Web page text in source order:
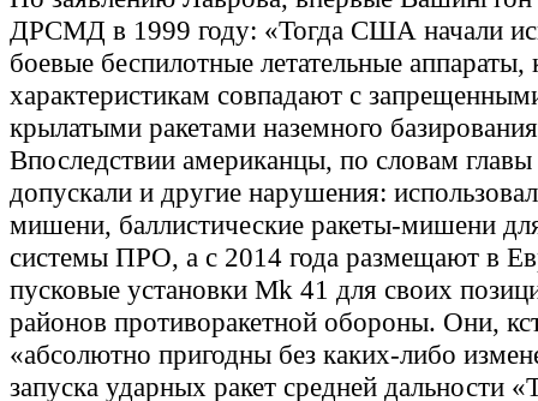
ДРСМД в 1999 году: «Тогда США начали
боевые беспилотные летательные аппараты,
характеристикам совпадают с
крылатыми ракетами наземного
Впоследствии американцы, по словам
допускали и другие нарушения:
мишени, баллистические ракеты-мишени
системы ПРО, а с 2014 года размещают в
пусковые установки Mk 41 для своих
районов противоракетной обороны. Они,
«абсолютно пригодны без каких-либо
запуска ударных ракет средней дальности